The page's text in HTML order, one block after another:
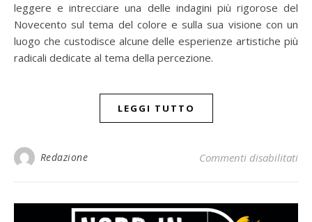
leggere e intrecciare una delle indagini più rigorose del
Novecento sul tema del colore e sulla sua visione con un
luogo che custodisce alcune delle esperienze artistiche più
radicali dedicate al tema della percezione.
LEGGI TUTTO
Redazione Commenti disabilitati